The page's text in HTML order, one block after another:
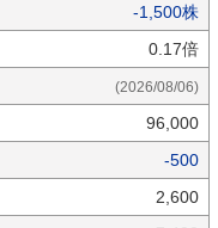
-1,500株
0.17倍
(2026/08/06)
96,000
-500
2,600